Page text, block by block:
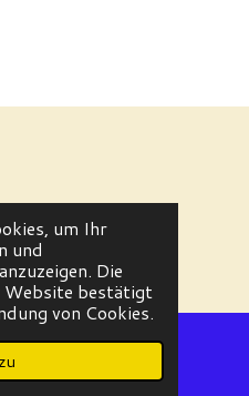
um Ihr
und
Die
bestätigt
von Cookies.
Königswinter